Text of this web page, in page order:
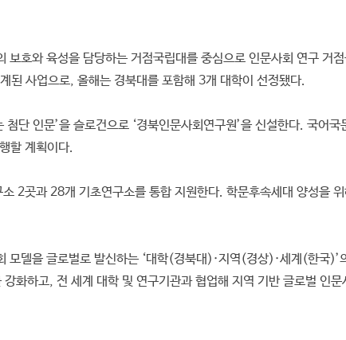
보호와 육성을 담당하는 거점국립대를 중심으로 인문사회 연구 거
된 사업으로, 올해는 경북대를 포함해 3개 대학이 선정됐다.
단 인문’을 슬로건으로 ‘경북인문사회연구원’을 신설한다. 국어
할 계획이다.
2곳과 28개 기초연구소를 통합 지원한다. 학문후속세대 양성을
모델을 글로벌로 발신하는 ‘대학(경북대)·지역(경상)·세계(한국
화하고, 전 세계 대학 및 연구기관과 협업해 지역 기반 글로벌 인